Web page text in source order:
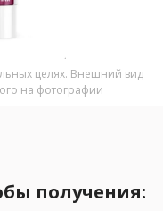
целях. Внешний вид
на фотографии
получения: